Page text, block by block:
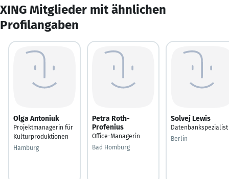
XING Mitglieder mit ähnlichen
Profilangaben
Olga Antoniuk
Projektmanagerin für
Kulturproduktionen
Hamburg
Petra Roth-
Profenius
Office-Managerin
Bad Homburg
Solvej Lewis
Datenbankspezialist
Berlin